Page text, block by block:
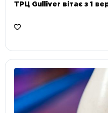
ТРЦ Gulliver вітає з 1